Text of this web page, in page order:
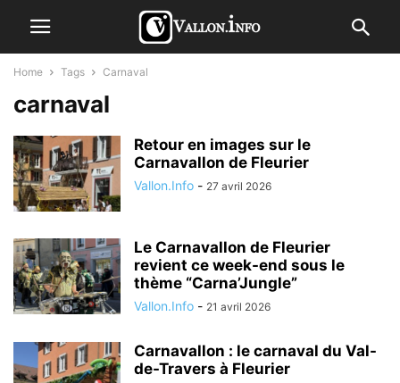
Home Tags Carnaval
carnaval
Retour en images sur le
Carnavallon de Fleurier
Vallon.Info - 27 avril 2026
Le Carnavallon de Fleurier
revient ce week-end sous le
thème “Carna’Jungle”
Vallon.Info - 21 avril 2026
Carnavallon : le carnaval du Val-
de-Travers à Fleurier